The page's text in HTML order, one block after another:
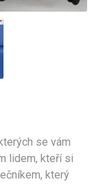
se vám
lidem, kteří si
který